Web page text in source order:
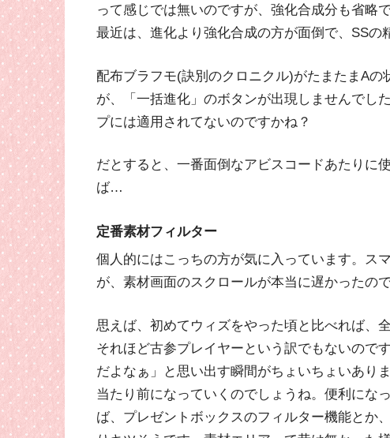
って感じでは無いのですが、強化合成分も省略
最近は、進化より強化合成の方が面倒で、SSの
配布ブラフモ(訣別のクロニクル)がたまたまA
が、「一括進化」のボタンが出現しませんでし
プには適用されてないのですかね？
だとすると、一番面倒なアビスコードあたりに
ば…
定番素材フィルター
個人的にはこっちの方が気に入っています。ス
が、素材画面のスクロールが本当に遅かったの
思えば、初めてウィズをやった頃と比べれば、
それほど古参プレイヤーという訳でもないので
だよなぁ」と思い出す瞬間がちょいちょいあり
当たり前になっていくのでしょうね。便利にな
ば、プレゼントボックスのフィルター機能とか